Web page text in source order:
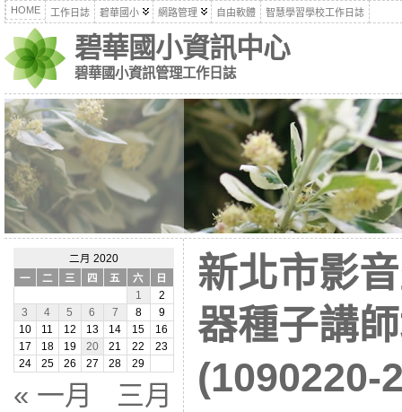
HOME 工作日誌 碧華國小 網路管理 自由軟體 智慧學習學校工作日誌
碧華國小資訊中心
碧華國小資訊管理工作日誌
二月 2020
一
二 三 四 五 六
日
1
2
3
4 5 6 7 8
9
10
11 12 13 14 15
16
17
18 19 20 21 22
23
24
25 26 27 28 29
« 一月
三月
新北市影
器種子講
(1090220-